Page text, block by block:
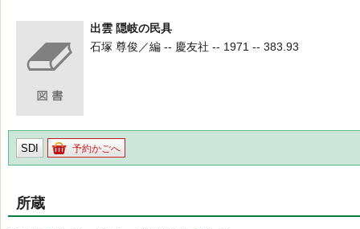
出雲 隠岐の民具
石塚 尊俊／編 -- 慶友社 -- 1971 -- 383.93
SDI 予約かごへ
所蔵